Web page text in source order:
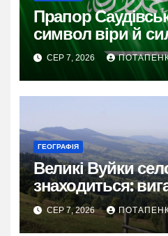
Прапор
символ віри й
СЕР 7, 2026
ГЕОГРАФІЯ
Великі Вуйки
знаходиться:
гуцульське диво
СЕР 7, 2026